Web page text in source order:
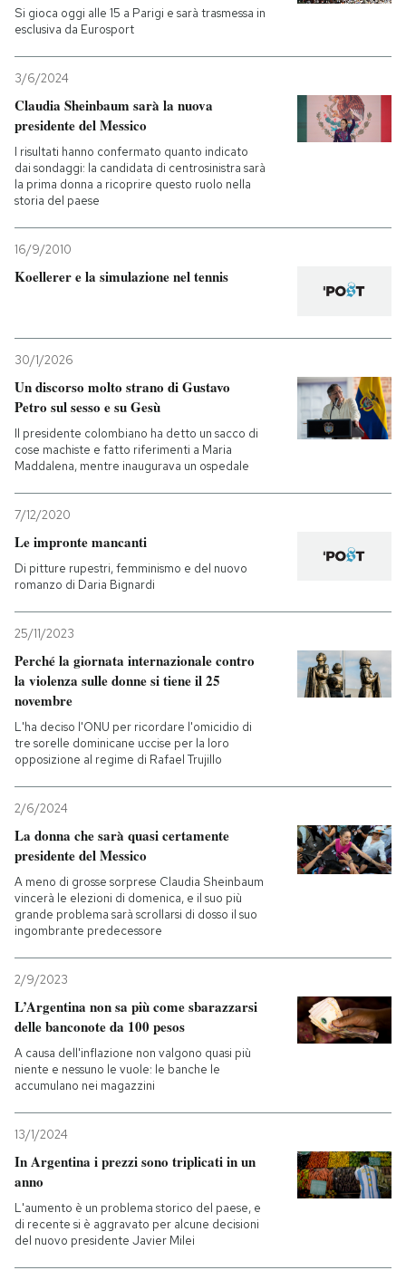
Entra
Si gioca oggi alle 15 a Parigi e sarà trasmessa in
esclusiva da Eurosport
3/6/2024
Claudia Sheinbaum sarà la nuova
presidente del Messico
I risultati hanno confermato quanto indicato
dai sondaggi: la candidata di centrosinistra sarà
la prima donna a ricoprire questo ruolo nella
storia del paese
16/9/2010
Koellerer e la simulazione nel tennis
30/1/2026
Un discorso molto strano di Gustavo
Petro sul sesso e su Gesù
Il presidente colombiano ha detto un sacco di
cose machiste e fatto riferimenti a Maria
Maddalena, mentre inaugurava un ospedale
7/12/2020
Le impronte mancanti
Di pitture rupestri, femminismo e del nuovo
romanzo di Daria Bignardi
25/11/2023
Perché la giornata internazionale contro
la violenza sulle donne si tiene il 25
novembre
L'ha deciso l'ONU per ricordare l'omicidio di
tre sorelle dominicane uccise per la loro
opposizione al regime di Rafael Trujillo
2/6/2024
La donna che sarà quasi certamente
presidente del Messico
A meno di grosse sorprese Claudia Sheinbaum
vincerà le elezioni di domenica, e il suo più
grande problema sarà scrollarsi di dosso il suo
ingombrante predecessore
2/9/2023
L’Argentina non sa più come sbarazzarsi
delle banconote da 100 pesos
A causa dell'inflazione non valgono quasi più
niente e nessuno le vuole: le banche le
accumulano nei magazzini
13/1/2024
In Argentina i prezzi sono triplicati in un
anno
L'aumento è un problema storico del paese, e
di recente si è aggravato per alcune decisioni
del nuovo presidente Javier Milei